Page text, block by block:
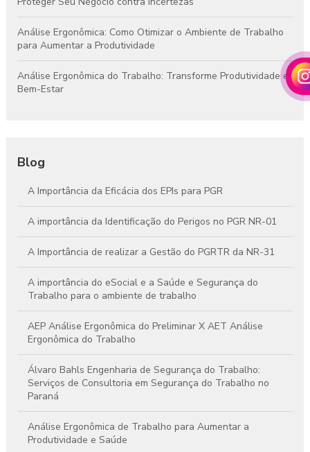
Análise Ergonômica: Como Otimizar o Ambiente de Trabalho
para Aumentar a Produtividade
Análise Ergonômica do Trabalho: Transforme Produtividade e
Bem-Estar
Blog
A Importância da Eficácia dos EPIs para PGR
A importância da Identificação do Perigos no PGR NR-01
A Importância de realizar a Gestão do PGRTR da NR-31
A importância do eSocial e a Saúde e Segurança do
Trabalho para o ambiente de trabalho
AEP Análise Ergonômica do Preliminar X AET Análise
Ergonômica do Trabalho
Álvaro Bahls Engenharia de Segurança do Trabalho:
Serviços de Consultoria em Segurança do Trabalho no
Paraná
Análise Ergonômica de Trabalho para Aumentar a
Produtividade e Saúde